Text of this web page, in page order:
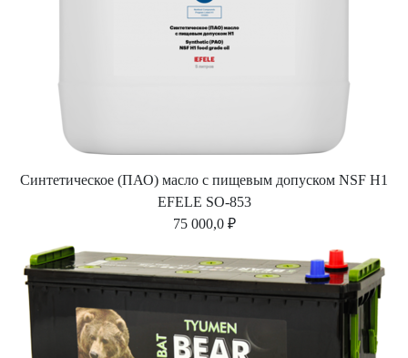
Синтетическое (ПАО) масло с пищевым допуском NSF H1
EFELE SO-853
75 000,0 ₽